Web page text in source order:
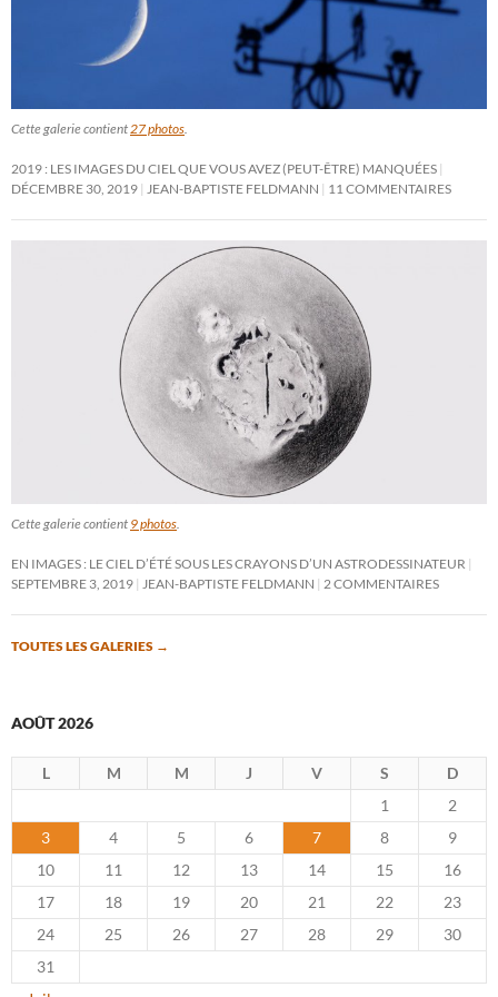
Cette galerie contient27 photos.
2019 : LES IMAGES DU CIEL QUE VOUS AVEZ (PEUT-ÊTRE) MANQUÉES
DÉCEMBRE 30, 2019 JEAN-BAPTISTE FELDMANN 11 COMMENTAIRES
Cette galerie contient 9 photos.
EN IMAGES : LE CIEL D’ÉTÉ SOUS LES CRAYONS D’UN ASTRODESSINATEUR
SEPTEMBRE 3, 2019 JEAN-BAPTISTE FELDMANN 2 COMMENTAIRES
TOUTES LES GALERIES →
AOÛT 2026
L M M J V S
D
1
2
3
4 5 6 7 8
9
10
11 12 13 14 15
16
17
18 19 20 21 22
23
24
25 26 27 28 29
30
31